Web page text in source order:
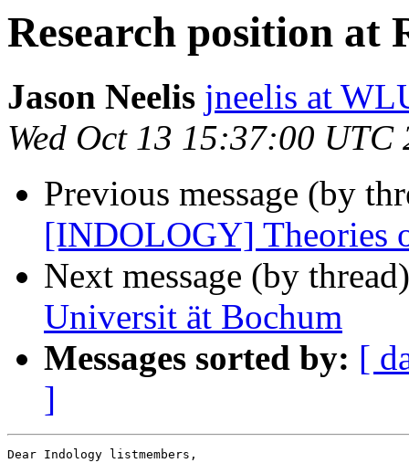
Research position at
Jason Neelis jneelis at
Wed Oct 13 15:37:00 UTC
Previous message (by
[INDOLOGY] Theories
Next message (by
Universit ät Bochum
Messages sorted by: [
]
Dear Indology listmembers,